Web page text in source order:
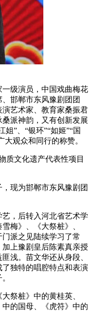
级演员，中国戏曲梅花
邯郸市东风豫剧团团
艺术家、教育家桑振君
派神韵，又有创新发展
”、“银环”“如姬”“国
大观众和同行的称赞。
质文化遗产代表性项目
现为邯郸市东风豫剧团
，后转入河北省艺术学
梅》、《大祭桩》、
门派之见陆续学习了常
上豫剧皇后陈素真亲授
浅。苗文华还从身段、
独特的唱腔特点和表演
祭桩》中的黄桂英、
中的国母、《虎符》中的